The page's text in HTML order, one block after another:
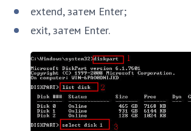
extend, затем Enter;
exit, затем Enter.